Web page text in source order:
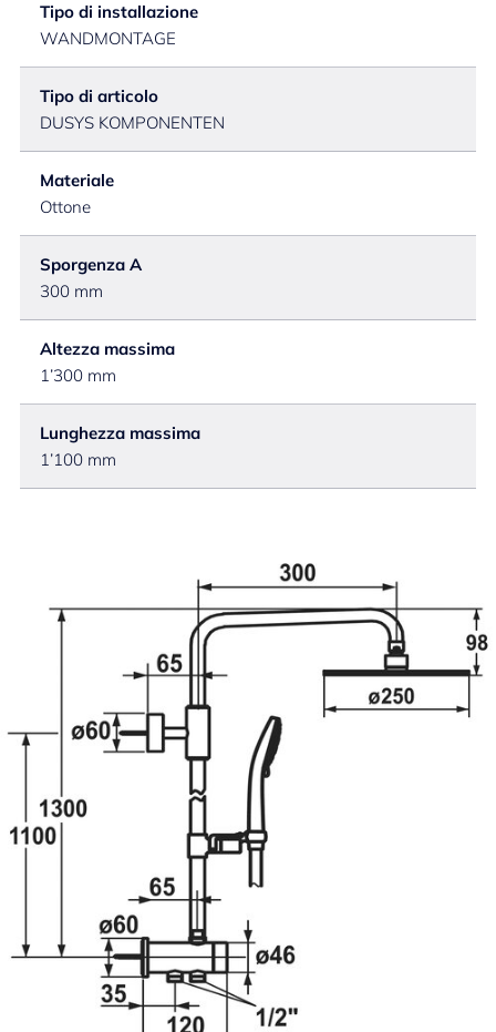
Tipo di installazione
WANDMONTAGE
Tipo di articolo
DUSYS KOMPONENTEN
Materiale
Ottone
Sporgenza A
300 mm
Altezza massima
1’300 mm
Lunghezza massima
1’100 mm